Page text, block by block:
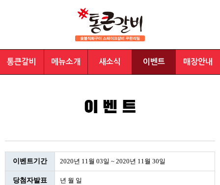
통큰갈비 메뉴소개 새소식 이벤트 매장안내
이벤트기간 2020년 11월 03일 ~ 2020년 11월 30일
당첨자발표 년 월 일